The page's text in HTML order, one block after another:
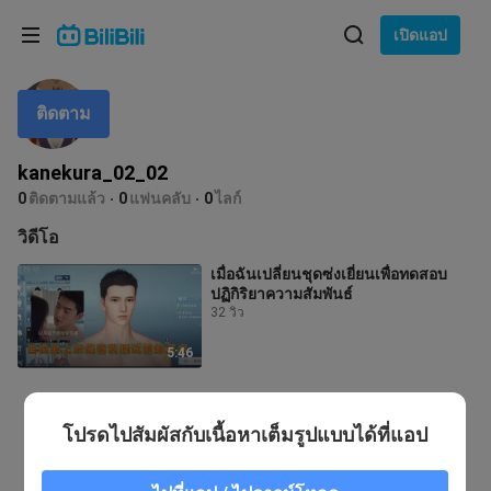
เปิดแอป
kanekura_02_02
0ติดตามแล้ว 0แฟนคลับ 0ไลก์
ติดตาม
วิดีโอ
5:46
เมื่อฉันเปลี่ยนชุดซ่งเยี่ยนเพื่อทดสอบ
ปฏิกิริยาความสัมพันธ์
32 วิว
โปรดไปสัมผัสกับเนื้อหาเต็มรูปแบบได้ที่แอป
ภาษา: ภาษาไทย
ข้าสู่
ะบบ
เลือกภาษา
English
ภาษาไทย
Tiếng Việt
Bahasa Melayu